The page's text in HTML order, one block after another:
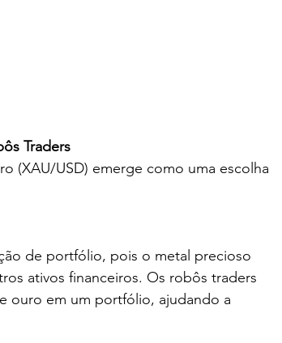
Traders
(XAU/USD) emerge como uma escolha
ativos financeiros. Os robôs traders
ouro em um portfólio, ajudando a